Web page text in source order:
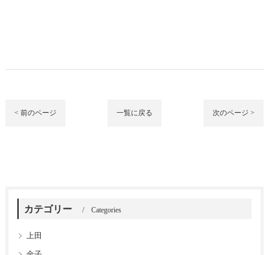
< 前のページ 一覧に戻る 次のページ >
カテゴリー Categories
上田